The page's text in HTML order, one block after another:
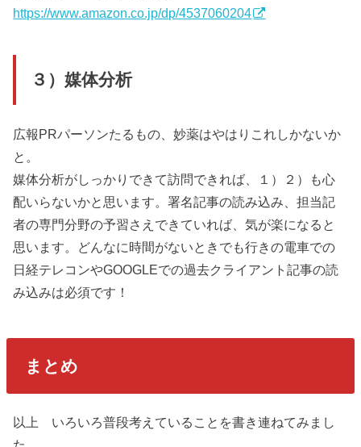
https://www.amazon.co.jp/dp/4537060204
３）媒体分析
広報PRパーソンたるもの、妙薬はやはりこれしかないか
と。
媒体分析がしっかりできて訪問できれば、１）２）も心
配いらないかと思います。署名記事の読み込み、担当記
者の専門分野の予習さえできていれば、気が楽になると
思います。どんなに時間がないときでも行きの電車での
日経テレコンやGOOGLEでの過去クライアント記事の読
み込みは必須です！
まとめ
以上 いろいろ普段考えていることを書き連ねてみまし